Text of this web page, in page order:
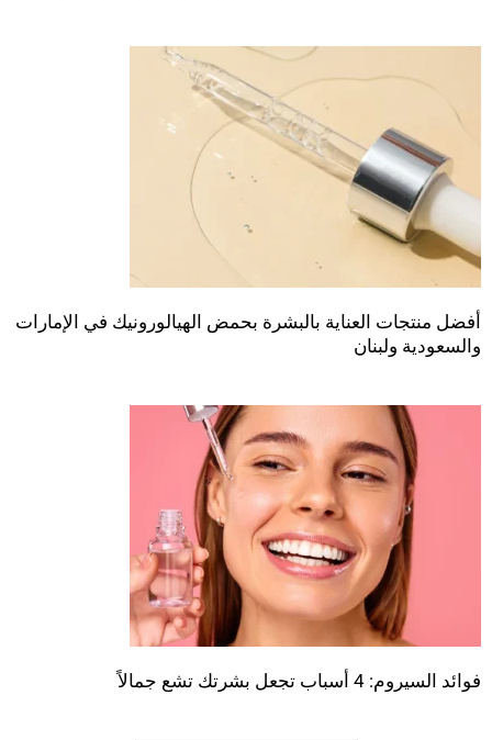
أفضل منتجات العناية بالبشرة بحمض الهيالورونيك في الإمارات
والسعودية ولبنان
فوائد السيروم: 4 أسباب تجعل بشرتك تشع جمالاً